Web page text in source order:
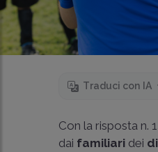
Traduci con IA
Con la risposta n.
dai familiari dei